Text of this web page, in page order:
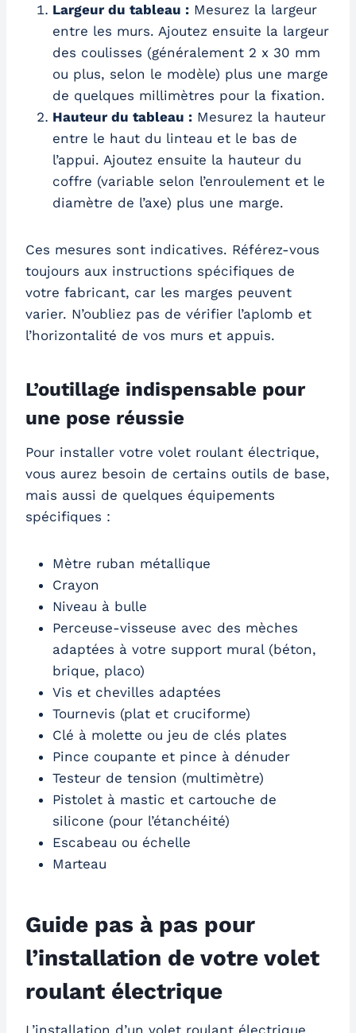
Largeur du tableau : Mesurez la largeur
entre les murs. Ajoutez ensuite la largeur
des coulisses (généralement 2 x 30 mm
ou plus, selon le modèle) plus une marge
de quelques millimètres pour la fixation.
Hauteur du tableau : Mesurez la hauteur
entre le haut du linteau et le bas de
l’appui. Ajoutez ensuite la hauteur du
coffre (variable selon l’enroulement et le
diamètre de l’axe) plus une marge.
Ces mesures sont indicatives. Référez-vous
toujours aux instructions spécifiques de
votre fabricant, car les marges peuvent
varier. N’oubliez pas de vérifier l’aplomb et
l’horizontalité de vos murs et appuis.
L’outillage indispensable pour
une pose réussie
Pour installer votre volet roulant électrique,
vous aurez besoin de certains outils de base,
mais aussi de quelques équipements
spécifiques :
Mètre ruban métallique
Crayon
Niveau à bulle
Perceuse-visseuse avec des mèches
adaptées à votre support mural (béton,
brique, placo)
Vis et chevilles adaptées
Tournevis (plat et cruciforme)
Clé à molette ou jeu de clés plates
Pince coupante et pince à dénuder
Testeur de tension (multimètre)
Pistolet à mastic et cartouche de
silicone (pour l’étanchéité)
Escabeau ou échelle
Marteau
Guide pas à pas pour
l’installation de votre volet
roulant électrique
L’installation d’un volet roulant électrique,